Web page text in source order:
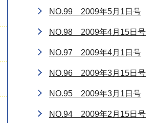
NO.99 2009年5月1日号
NO.98 2009年4月15日号
NO.97 2009年4月1日号
NO.96 2009年3月15日号
NO.95 2009年3月1日号
NO.94 2009年2月15日号